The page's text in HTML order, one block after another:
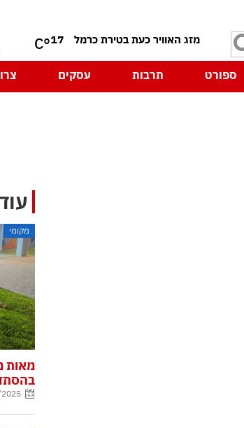
17
°C
ספורט תרבות עסקים
מקומי
מאות